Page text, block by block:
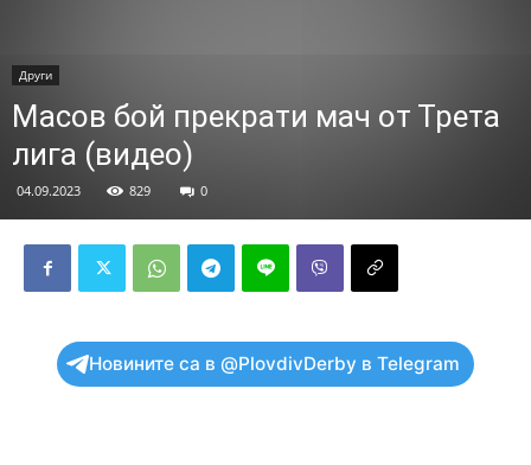
Други
Масов бой прекрати мач от Трета
лига (видео)
04.09.2023 829 0
Новините са в @PlovdivDerby в Telegram